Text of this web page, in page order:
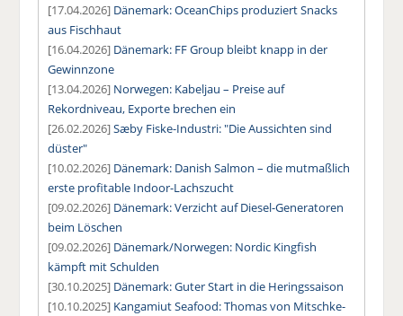
[17.04.2026] Dänemark: OceanChips produziert Snacks
aus Fischhaut
[16.04.2026] Dänemark: FF Group bleibt knapp in der
Gewinnzone
[13.04.2026] Norwegen: Kabeljau – Preise auf
Rekordniveau, Exporte brechen ein
[26.02.2026]Sæby Fiske-Industri: "Die Aussichten sind
düster"
[10.02.2026] Dänemark: Danish Salmon – die mutmaßlich
erste profitable Indoor-Lachszucht
[09.02.2026] Dänemark: Verzicht auf Diesel-Generatoren
beim Löschen
[09.02.2026] Dänemark/Norwegen: Nordic Kingfish
kämpft mit Schulden
[30.10.2025] Dänemark: Guter Start in die Heringssaison
[10.10.2025] Kangamiut Seafood: Thomas von Mitschke-